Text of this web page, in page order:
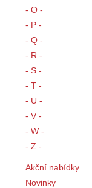
- O -
- P -
- Q -
- R -
- S -
- T -
- U -
- V -
- W -
- Z -
Akční nabídky
Novinky